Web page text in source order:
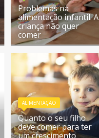
Problemas na
alimentação infantil. A
criança não quer
comer
ALIMENTAÇÃO
Quanto o seu filho
deve comer para ter
um crescimento